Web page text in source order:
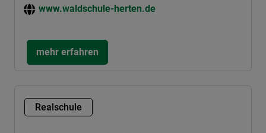
www.waldschule-herten.de
mehr erfahren
Realschule